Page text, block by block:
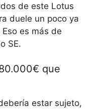
de este Lotus
duele un poco ya
es más de
SE.
que
estar sujeto,